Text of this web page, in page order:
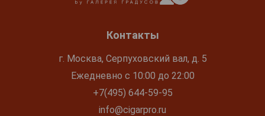
Контакты
г. Москва, Серпуховский вал, д. 5
Ежедневно с 10:00 до 22:00
+7(495) 644-59-95
info@cigarpro.ru